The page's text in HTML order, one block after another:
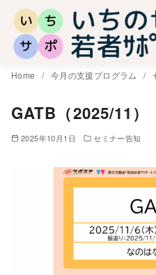
Home 今月の支援プログラム
GATB（2025/11）
2025年10月1日 セミナー告知